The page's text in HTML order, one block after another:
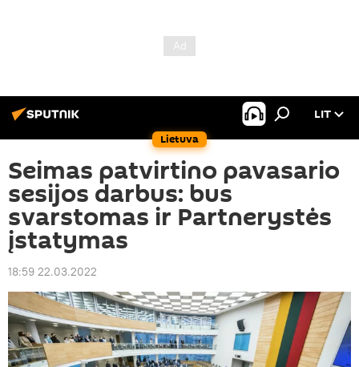
Lietuva
LIT
Seimas patvirtino pavasario
sesijos darbus: bus
svarstomas ir Partnerystės
įstatymas
18:59 22.03.2022